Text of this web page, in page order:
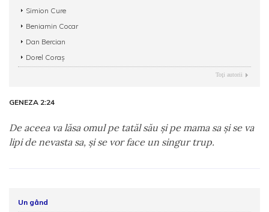
Simion Cure
Beniamin Cocar
Dan Bercian
Dorel Coraş
Toţi autorii
GENEZA 2:24
De aceea va lăsa omul pe tatăl său şi pe mama sa şi se va
lipi de nevasta sa, şi se vor face un singur trup.
Un gând